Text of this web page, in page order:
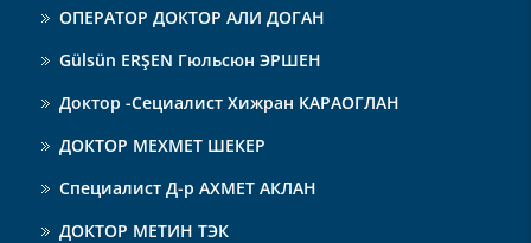
ОПЕРАТОР ДОКТОР АЛИ ДОГАН
Gülsün ERŞEN Гюльсюн ЭРШЕН
Доктор -Сециалист Хижран КАРАОГЛАН
ДОКТОР МЕХМЕТ ШЕКЕР
Специалист Д-р АХМЕТ АКЛАН
ДОКТОР МЕТИН ТЭК